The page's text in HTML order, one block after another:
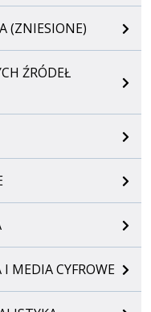
(ZNIESIONE)
ŹRÓDEŁ
MEDIA CYFROWE